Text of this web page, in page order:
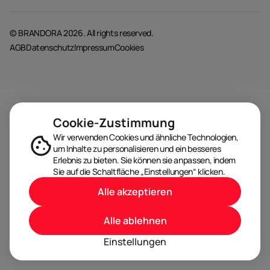
© BRANDORA 2026. All rights reserved.
AGBDatenschutzImpressumCookies
Cookie-Zustimmung
Wir verwenden Cookies und ähnliche Technologien,
um Inhalte zu personalisieren und ein besseres
Erlebnis zu bieten. Sie können sie anpassen, indem
Sie auf die Schaltfläche „Einstellungen“ klicken.
Einstellungen
Alle ablehnen
Alle akzeptieren